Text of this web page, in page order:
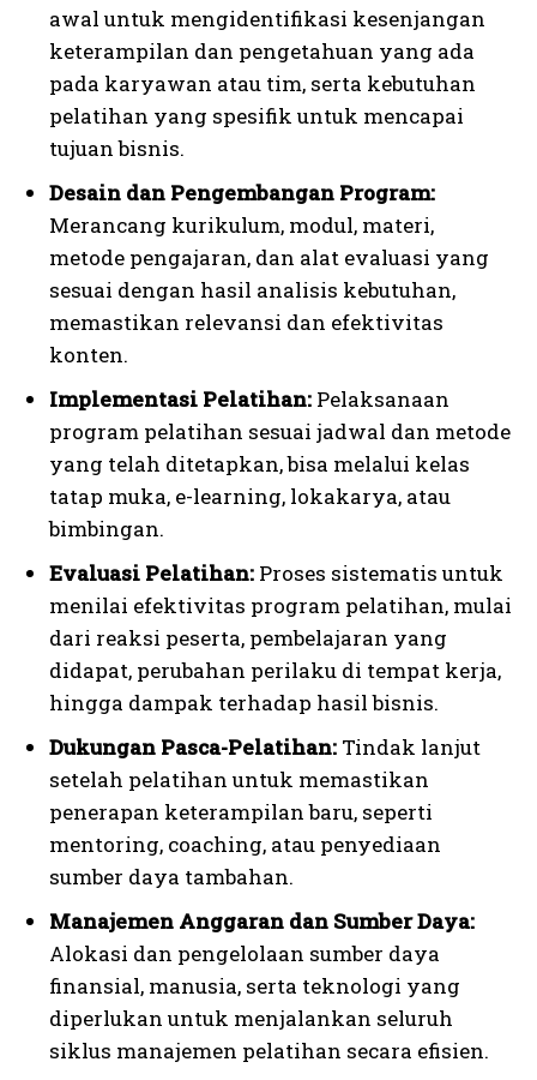
awal untuk mengidentifikasi kesenjangan
keterampilan dan pengetahuan yang ada
pada karyawan atau tim, serta kebutuhan
pelatihan yang spesifik untuk mencapai
tujuan bisnis.
Desain dan Pengembangan Program:
Merancang kurikulum, modul, materi,
metode pengajaran, dan alat evaluasi yang
sesuai dengan hasil analisis kebutuhan,
memastikan relevansi dan efektivitas
konten.
Implementasi Pelatihan: Pelaksanaan
program pelatihan sesuai jadwal dan metode
yang telah ditetapkan, bisa melalui kelas
tatap muka, e-learning, lokakarya, atau
bimbingan.
Evaluasi Pelatihan: Proses sistematis untuk
menilai efektivitas program pelatihan, mulai
dari reaksi peserta, pembelajaran yang
didapat, perubahan perilaku di tempat kerja,
hingga dampak terhadap hasil bisnis.
Dukungan Pasca-Pelatihan: Tindak lanjut
setelah pelatihan untuk memastikan
penerapan keterampilan baru, seperti
mentoring, coaching, atau penyediaan
sumber daya tambahan.
Manajemen Anggaran dan Sumber Daya:
Alokasi dan pengelolaan sumber daya
finansial, manusia, serta teknologi yang
diperlukan untuk menjalankan seluruh
siklus manajemen pelatihan secara efisien.